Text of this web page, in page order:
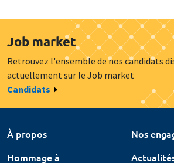
Job market
Retrouvez l'ensemble de nos candidats
actuellement sur le Job market
Candidats
À propos
Nos
Hommage à